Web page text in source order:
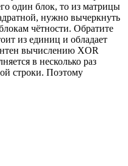
один блок, то из матрицы
нужно вычеркнуть
чётности. Обратите
из единиц и обладает
вычислению XOR
в несколько раз
строки. Поэтому